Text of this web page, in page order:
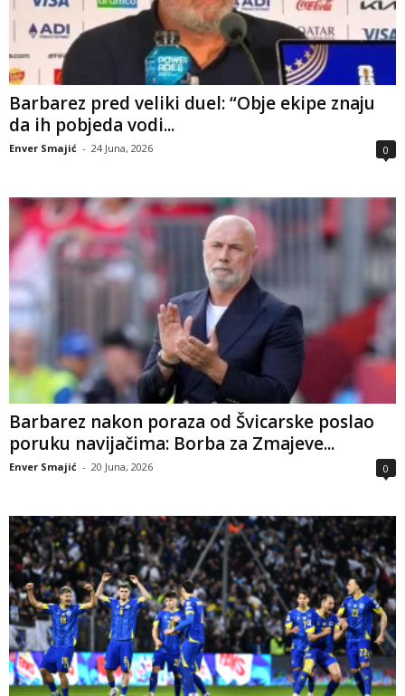
Barbarez pred veliki duel: “Obje ekipe znaju
da ih pobjeda vodi...
Enver Smajić - 24 Juna, 2026 0
Barbarez nakon poraza od Švicarske poslao
poruku navijačima: Borba za Zmajeve...
Enver Smajić - 20 Juna, 2026 0